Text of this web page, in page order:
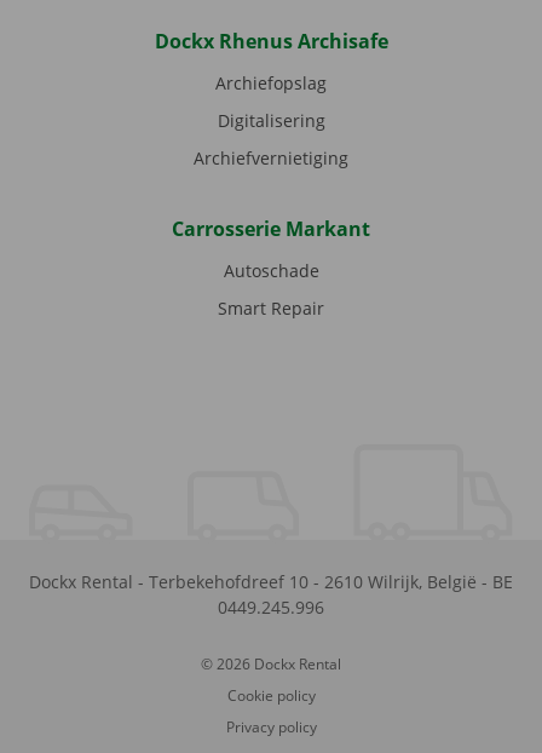
Dockx Rhenus Archisafe
Archiefopslag
Digitalisering
Archiefvernietiging
Carrosserie Markant
Autoschade
Smart Repair
Dockx Rental - Terbekehofdreef 10 - 2610 Wilrijk, België - BE
0449.245.996
© 2026 Dockx Rental
Cookie policy
Privacy policy